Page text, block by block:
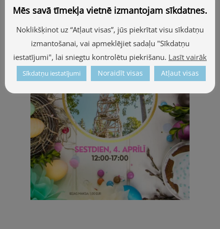
Mēs savā tīmekļa vietnē izmantojam sīkdatnes.
Noklikšķinot uz “Atļaut visas”, jūs piekrītat visu sīkdatņu
izmantošanai, vai apmeklējiet sadaļu "Sīkdatņu
iestatījumi", lai sniegtu kontrolētu piekrišanu. Lasīt vairāk
Sīkdatņu iestatījumi Noraidīt visas Atļaut visas